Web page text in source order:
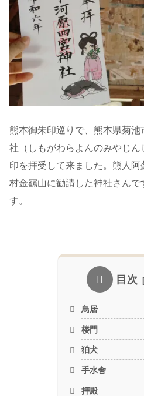
熊本御朱印巡りで、熊本県菊
社（しもがわらよんのみやじ
印を拝受して来ました。熊人
村金靍山に勧請した神社さん
す。
目次
鳥居
楼門
狛犬
手水舎
拝殿